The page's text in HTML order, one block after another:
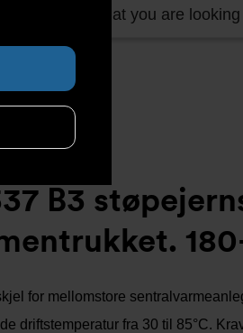
Find what you are
sammentrukket. 180-230kW 115881
B3
for mellomstore
driftstemperatur fra 30 til 85°C.